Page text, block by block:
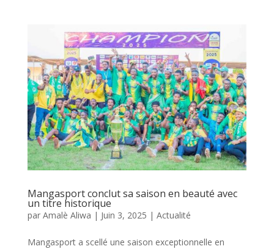
Mangasport conclut sa saison en beauté avec
un titre historique
par Amalè Aliwa | Juin 3, 2025 | Actualité
Mangasport a scellé une saison exceptionnelle en